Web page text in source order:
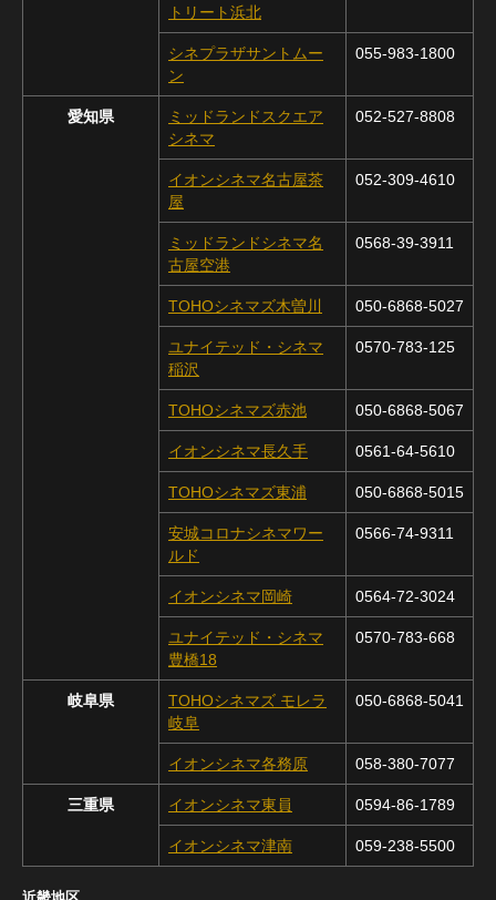
トリート浜北
シネプラザサントムー
ン
055-983-1800
愛知県
ミッドランドスクエア
シネマ
052-527-8808
イオンシネマ名古屋茶
屋
052-309-4610
ミッドランドシネマ名
古屋空港
0568-39-3911
TOHOシネマズ木曽川 050-6868-5027
ユナイテッド・シネマ
稲沢
0570-783-125
TOHOシネマズ赤池 050-6868-5067
イオンシネマ長久手 0561-64-5610
TOHOシネマズ東浦 050-6868-5015
安城コロナシネマワー
ルド
0566-74-9311
イオンシネマ岡崎 0564-72-3024
ユナイテッド・シネマ
豊橋18
0570-783-668
岐阜県
TOHOシネマズ モレラ
岐阜
050-6868-5041
イオンシネマ各務原 058-380-7077
三重県 イオンシネマ東員 0594-86-1789
イオンシネマ津南 059-238-5500
近畿地区